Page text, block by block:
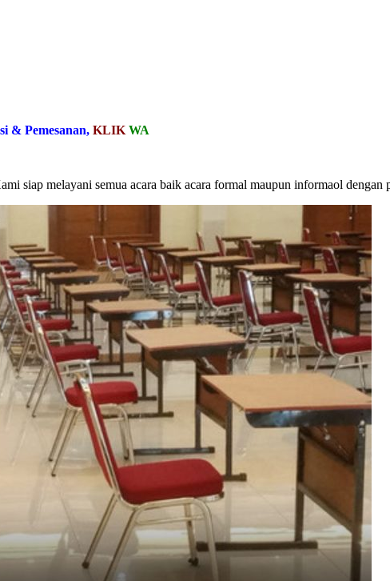
& Pemesanan, KLIK WA
siap melayani semua acara baik acara formal maupun informaol dengan